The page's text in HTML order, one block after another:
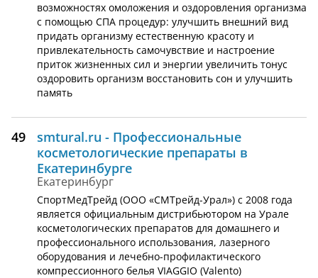
возможностях омоложения и оздоровления организма
с помощью СПА процедур: улучшить внешний вид
придать организму естественную красоту и
привлекательность самочувствие и настроение
приток жизненных сил и энергии увеличить тонус
оздоровить организм восстановить сон и улучшить
память
49
smtural.ru - Профессиональные
косметологические препараты в
Екатеринбурге
Екатеринбург
СпортМедТрейд (ООО «СМТрейд-Урал») с 2008 года
является официальным дистрибьютором на Урале
косметологических препаратов для домашнего и
профессионального использования, лазерного
оборудования и лечебно-профилактического
компрессионного белья VIAGGIO (Valento)